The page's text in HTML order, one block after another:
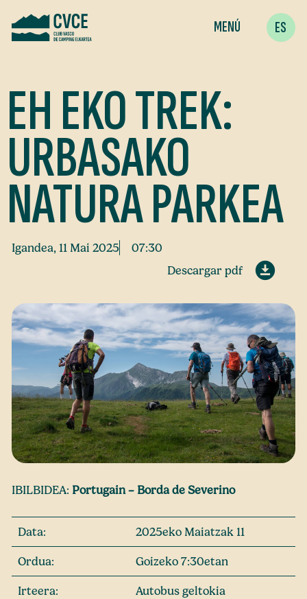
MENÚ ES
EH EKO TREK:
URBASAKO
NATURA PARKEA
Igandea, 11 Mai 2025
07:30
Descargar pdf
IBILBIDEA: Portugain – Borda de Severino
Data: 2025eko Maiatzak 11
Ordua: Goizeko 7:30etan
Irteera: Autobus geltokia